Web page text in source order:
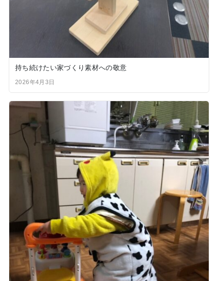
持ち続けたい家づくり素材への敬意
2026年4月3日